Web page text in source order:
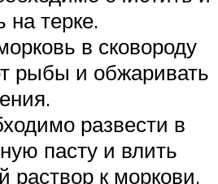
на терке.
в сковороду
рыбы и обжаривать
развести в
пасту и влить
раствор к моркови.